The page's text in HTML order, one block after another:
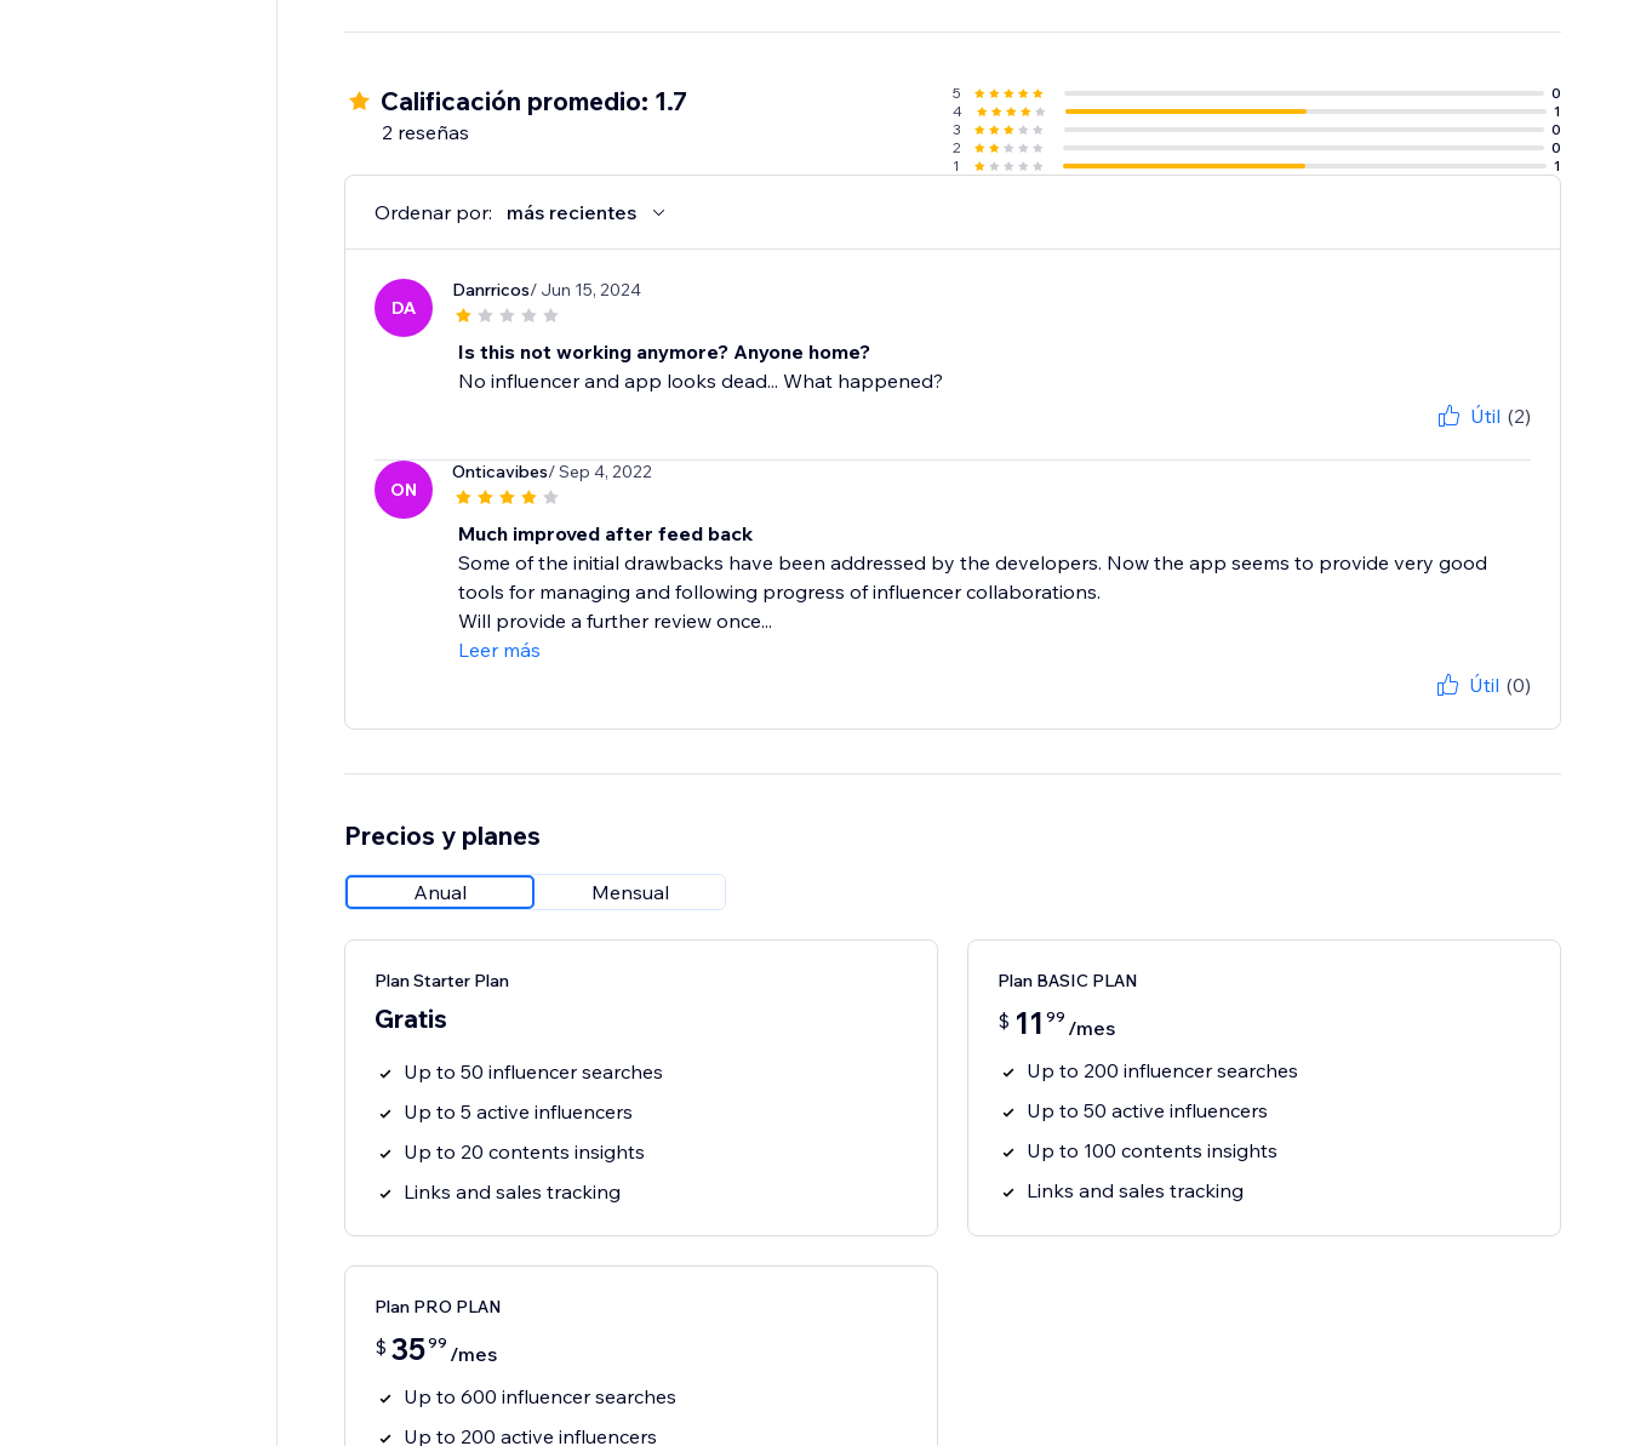
Calificación promedio: 1.7
2 reseñas
5
0
4
1
3
0
2
0
1
1
Ordenar por: más recientes
DA
Danrricos/ Jun 15, 2024
Is this not working anymore? Anyone home?
No influencer and app looks dead... What happened?
Útil (2)
ON
Onticavibes/ Sep 4, 2022
Much improved after feed back
Some of the initial drawbacks have been addressed by the developers. Now the app seems to provide very good
tools for managing and following progress of influencer collaborations.
Will provide a further review once...
Leer más
Útil (0)
Precios y planes
Anual Mensual
Plan Starter Plan
Gratis
Up to 50 influencer searches
Up to 5 active influencers
Up to 20 contents insights
Links and sales tracking
Plan BASIC PLAN
$ 11 99 /mes
Up to 200 influencer searches
Up to 50 active influencers
Up to 100 contents insights
Links and sales tracking
Plan PRO PLAN
$ 3599 /mes
Up to 600 influencer searches
Up to 200 active influencers